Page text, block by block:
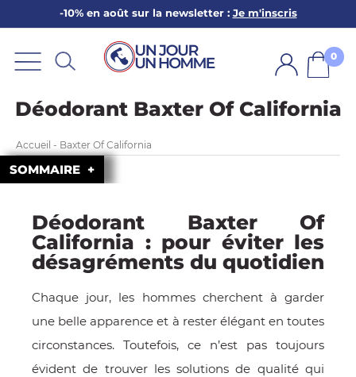
-10% en août sur la newsletter : Je m'inscris
0
LA BARBE
Déodorant Baxter Of California
Accueil - Baxter Of California
SOMMAIRE
Déodorant Baxter Of
California : pour éviter les
désagréments du quotidien
Chaque jour, les hommes cherchent à garder
une belle apparence et à rester élégant en toutes
circonstances. Toutefois, ce n’est pas toujours
évident de trouver les solutions de qualité qui